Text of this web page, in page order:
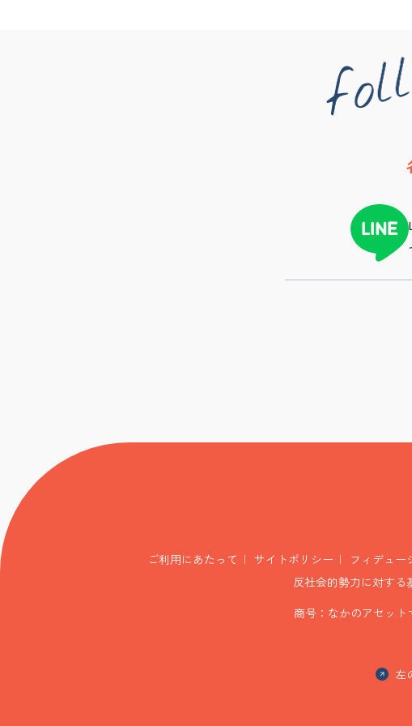
ご利用にあたって サイトポリシー フィデュー
反社会的勢力に対する
商号：なかのアセッ
左